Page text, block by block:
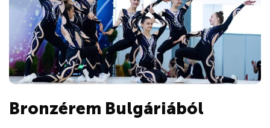
Bronzérem Bulgáriából